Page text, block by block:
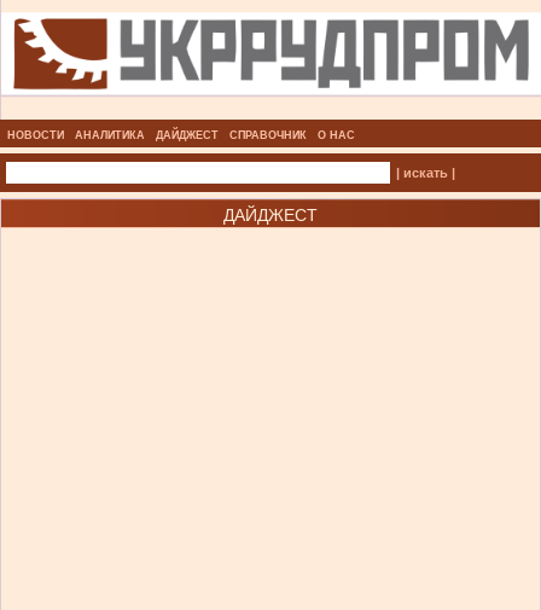
НОВОСТИ АНАЛИТИКА ДАЙДЖЕСТ СПРАВОЧНИК О НАС
| искать |
ДАЙДЖЕСТ